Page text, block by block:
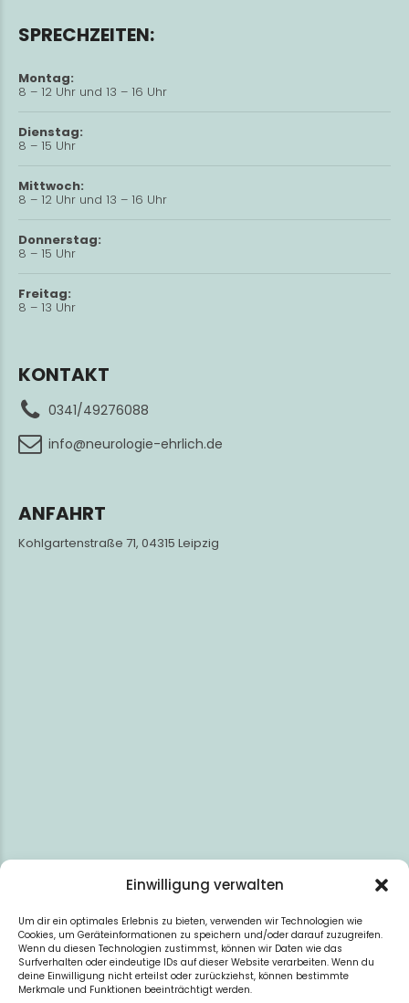
Einwilligung verwalten
Um dir ein optimales Erlebnis zu bieten, verwenden wir Technologien wie
Cookies, um Geräteinformationen zu speichern und/oder darauf zuzugreifen.
Wenn du diesen Technologien zustimmst, können wir Daten wie das
Surfverhalten oder eindeutige IDs auf dieser Website verarbeiten. Wenn du
deine Einwilligung nicht erteilst oder zurückziehst, können bestimmte
Merkmale und Funktionen beeinträchtigt werden.
SPRECHZEITEN:
Montag:
8 – 12 Uhr und 13 – 16 Uhr
Dienstag:
8 – 15 Uhr
Mittwoch:
8 – 12 Uhr und 13 – 16 Uhr
Donnerstag:
8 – 15 Uhr
Freitag:
8 – 13 Uhr
KONTAKT
0341/49276088
info@neurologie-ehrlich.de
ANFAHRT
Kohlgartenstraße 71, 04315 Leipzig
In Google Maps öffnen